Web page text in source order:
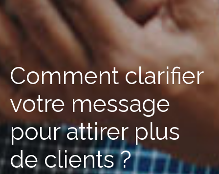
Comment clarifier
votre message
pour attirer plus
de clients ?